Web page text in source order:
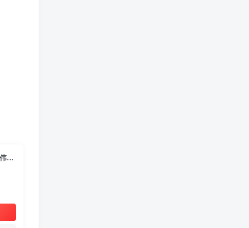
山东省潍坊市青州《光绪益都县图志》全五十四卷 清张承燮修 法伟堂纂PDF电子版地方志下载